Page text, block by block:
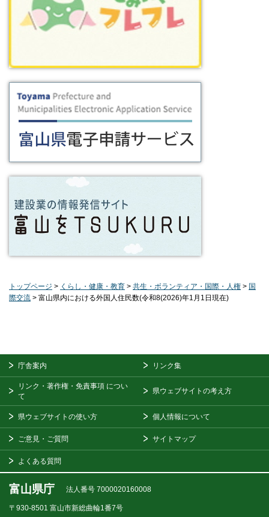
トップページ > くらし・健康・教育 > 共生・ボランティア・国際・人権 > 国
際交流 > 富山県内における外国人住民数(令和8(2026)年1月1日現在)
庁舎案内 リンク集
リンク・著作権・免責事項 につい
て
県ウェブサイトの考え方
県ウェブサイトの使い方 個人情報について
ご意見・ご質問 サイトマップ
よくある質問
富山県庁 法人番号 7000020160008
〒930-8501 富山市新総曲輪1番7号